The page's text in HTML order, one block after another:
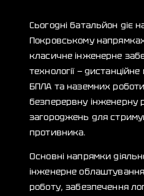
Сьогодні батальйон діє
Покровському
класичне інженерне
технології —
БПЛА та наземних
безперервну інженерну
загороджень для
противника.
Основні напрямки
інженерне
роботу, забезпечення